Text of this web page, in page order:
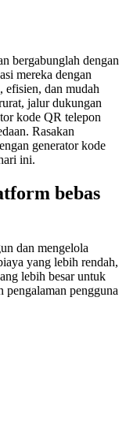
bergabunglah dengan
mereka dengan
efisien, dan mudah
jalur dukungan
kode QR telepon
Rasakan
generator kode
ini.
bebas
dan mengelola
yang lebih rendah,
lebih besar untuk
pengalaman pengguna